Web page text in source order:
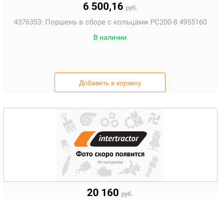
6 500,16 руб.
4376353: Поршень в сборе с кольцами PC200-8 4955160
В наличии
Добавить в корзину
20 160 руб.